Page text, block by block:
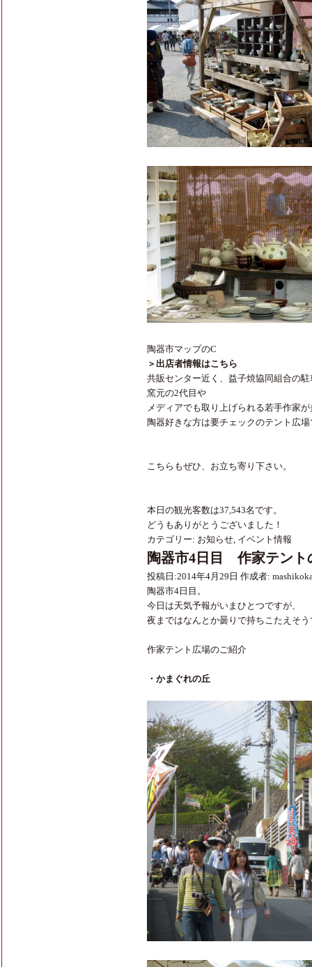
陶器市マップのC
＞出店者情報はこちら
共販センター近く、益子焼協同組合の
窯元の2代目や
メディアでも取り上げられる若手作家
陶器好きな方は要チェックのテント広
こちらもぜひ、お立ち寄り下さい。
本日の観光客数は37,543名です。
どうもありがとうございました！
カテゴリー: お知らせ, イベント情報
陶器市4日目 作家テント
投稿日:2014年4月29日 作成者:
陶器市4日目。
今日は天気予報がいまひとつですが、
夜まではなんとか曇りで持ちこたえそう
作家テント広場のご紹介
・かまぐれの丘